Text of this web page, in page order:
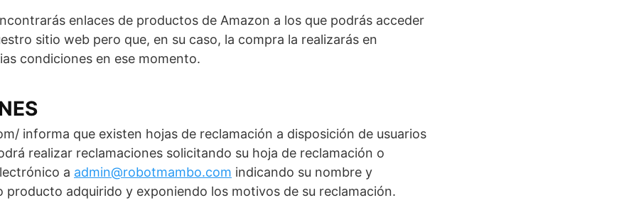
enlaces de productos de Amazon a los que podrás acceder
sitio web pero que, en su caso, la compra la realizarás en
condiciones en ese momento.
informa que existen hojas de reclamación a disposición de usuarios
realizar reclamaciones solicitando su hoja de reclamación o
a admin@robotmambo.com indicando su nombre y
producto adquirido y exponiendo los motivos de su reclamación.